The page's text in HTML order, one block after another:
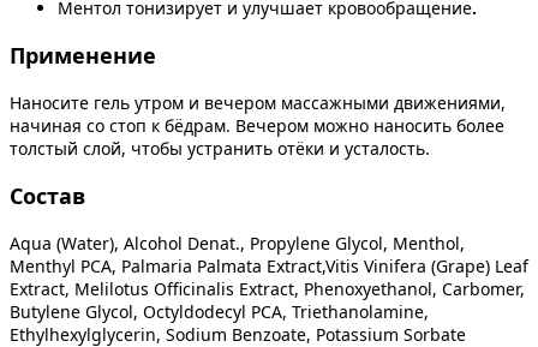
Ментол тонизирует и улучшает кровообращение.
Применение
Наносите гель утром и вечером массажными движениями,
начиная со стоп к бёдрам. Вечером можно наносить более
толстый слой, чтобы устранить отёки и усталость.
Состав
Aqua (Water), Alcohol Denat., Propylene Glycol, Menthol,
Menthyl PCA, Palmaria Palmata Extract,Vitis Vinifera (Grape) Leaf
Extract, Melilotus Officinalis Extract, Phenoxyethanol, Carbomer,
Butylene Glycol, Octyldodecyl PCA, Triethanolamine,
Ethylhexylglycerin, Sodium Benzoate, Potassium Sorbate